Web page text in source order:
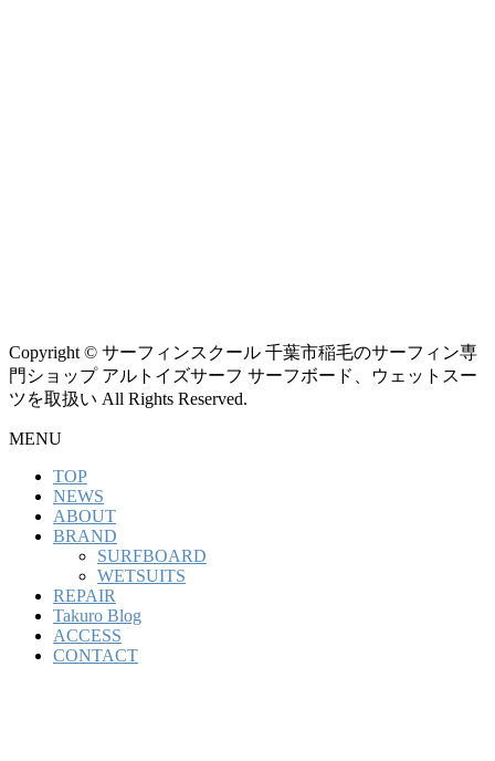
Copyright © サーフィンスクール 千葉市稲毛のサーフィン専
門ショップ アルトイズサーフ サーフボード、ウェットスー
ツを取扱い All Rights Reserved.
MENU
TOP
NEWS
ABOUT
BRAND
SURFBOARD
WETSUITS
REPAIR
Takuro Blog
ACCESS
CONTACT